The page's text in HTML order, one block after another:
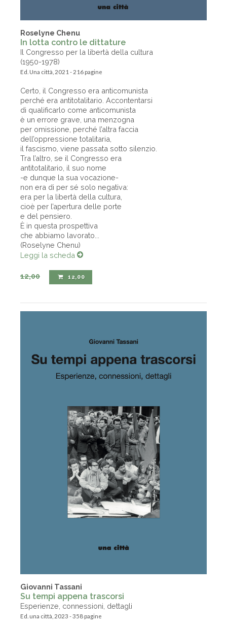
Roselyne Chenu
In lotta contro le dittature
Il Congresso per la libertà della cultura
(1950-1978)
Ed. Una città, 2021 - 216 pagine
Certo, il Congresso era anticomunista
perché era antitotalitario. Accontentarsi
di qualificarlo come anticomunista
è un errore grave, una menzogna
per omissione, perché l’altra faccia
dell’oppressione totalitaria,
il fascismo, viene passata sotto silenzio.
Tra l’altro, se il Congresso era
antitotalitario, il suo nome
-e dunque la sua vocazione-
non era di per sé solo negativa:
era per la libertà della cultura,
cioè per l’apertura delle porte
e del pensiero.
È in questa prospettiva
che abbiamo lavorato...
(Roselyne Chenu)
Leggi la scheda
12,00 12,00
Giovanni Tassani
Su tempi appena trascorsi
Esperienze, connessioni, dettagli
Ed. una città, 2023 - 358 pagine